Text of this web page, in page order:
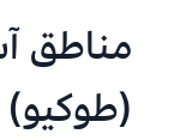
مناطق
(طوكيو)